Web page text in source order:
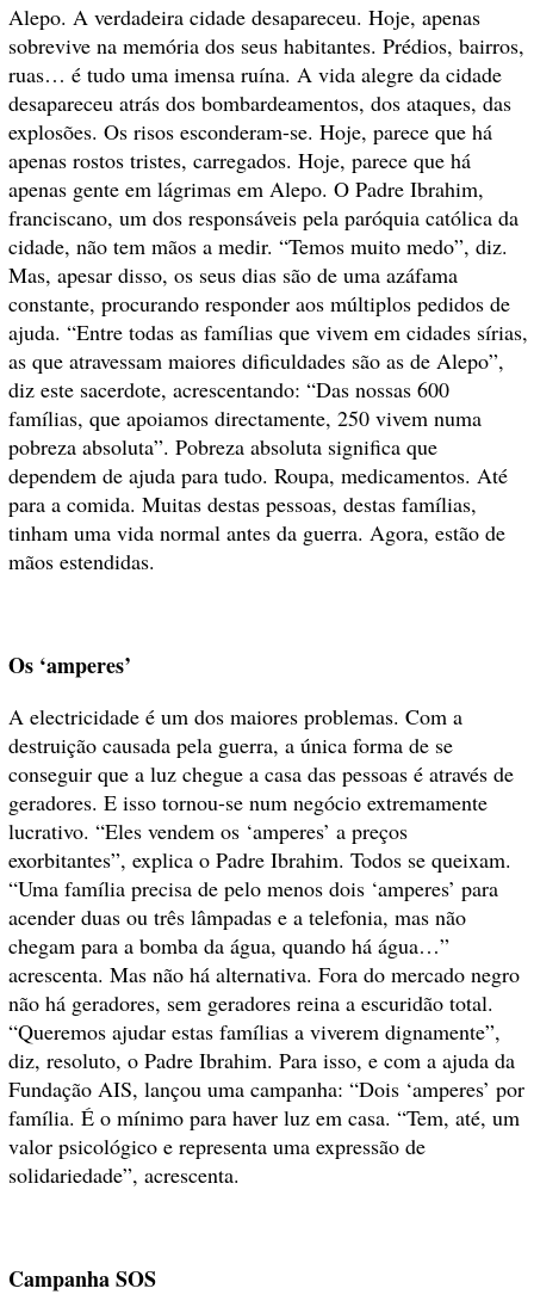
Alepo. A verdadeira cidade desapareceu. Hoje, apenas
sobrevive na memória dos seus habitantes. Prédios, bairros,
ruas… é tudo uma imensa ruína. A vida alegre da cidade
desapareceu atrás dos bombardeamentos, dos ataques, das
explosões. Os risos esconderam-se. Hoje, parece que há
apenas rostos tristes, carregados. Hoje, parece que há
apenas gente em lágrimas em Alepo. O Padre Ibrahim,
franciscano, um dos responsáveis pela paróquia católica da
cidade, não tem mãos a medir. “Temos muito medo”, diz.
Mas, apesar disso, os seus dias são de uma azáfama
constante, procurando responder aos múltiplos pedidos de
ajuda. “Entre todas as famílias que vivem em cidades sírias,
as que atravessam maiores dificuldades são as de Alepo”,
diz este sacerdote, acrescentando: “Das nossas 600
famílias, que apoiamos directamente, 250 vivem numa
pobreza absoluta”. Pobreza absoluta significa que
dependem de ajuda para tudo. Roupa, medicamentos. Até
para a comida. Muitas destas pessoas, destas famílias,
tinham uma vida normal antes da guerra. Agora, estão de
mãos estendidas.
Os ‘amperes’
A electricidade é um dos maiores problemas. Com a
destruição causada pela guerra, a única forma de se
conseguir que a luz chegue a casa das pessoas é através de
geradores. E isso tornou-se num negócio extremamente
lucrativo. “Eles vendem os ‘amperes’ a preços
exorbitantes”, explica o Padre Ibrahim. Todos se queixam.
“Uma família precisa de pelo menos dois ‘amperes’ para
acender duas ou três lâmpadas e a telefonia, mas não
chegam para a bomba da água, quando há água…”
acrescenta. Mas não há alternativa. Fora do mercado negro
não há geradores, sem geradores reina a escuridão total.
“Queremos ajudar estas famílias a viverem dignamente”,
diz, resoluto, o Padre Ibrahim. Para isso, e com a ajuda da
Fundação AIS, lançou uma campanha: “Dois ‘amperes’ por
família. É o mínimo para haver luz em casa. “Tem, até, um
valor psicológico e representa uma expressão de
solidariedade”, acrescenta.
Campanha SOS